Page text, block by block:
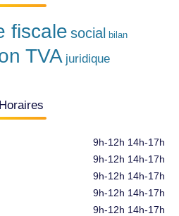
fiscale social bilan
TVA juridique
Horaires
9h-12h 14h-17h
9h-12h 14h-17h
9h-12h 14h-17h
9h-12h 14h-17h
9h-12h 14h-17h